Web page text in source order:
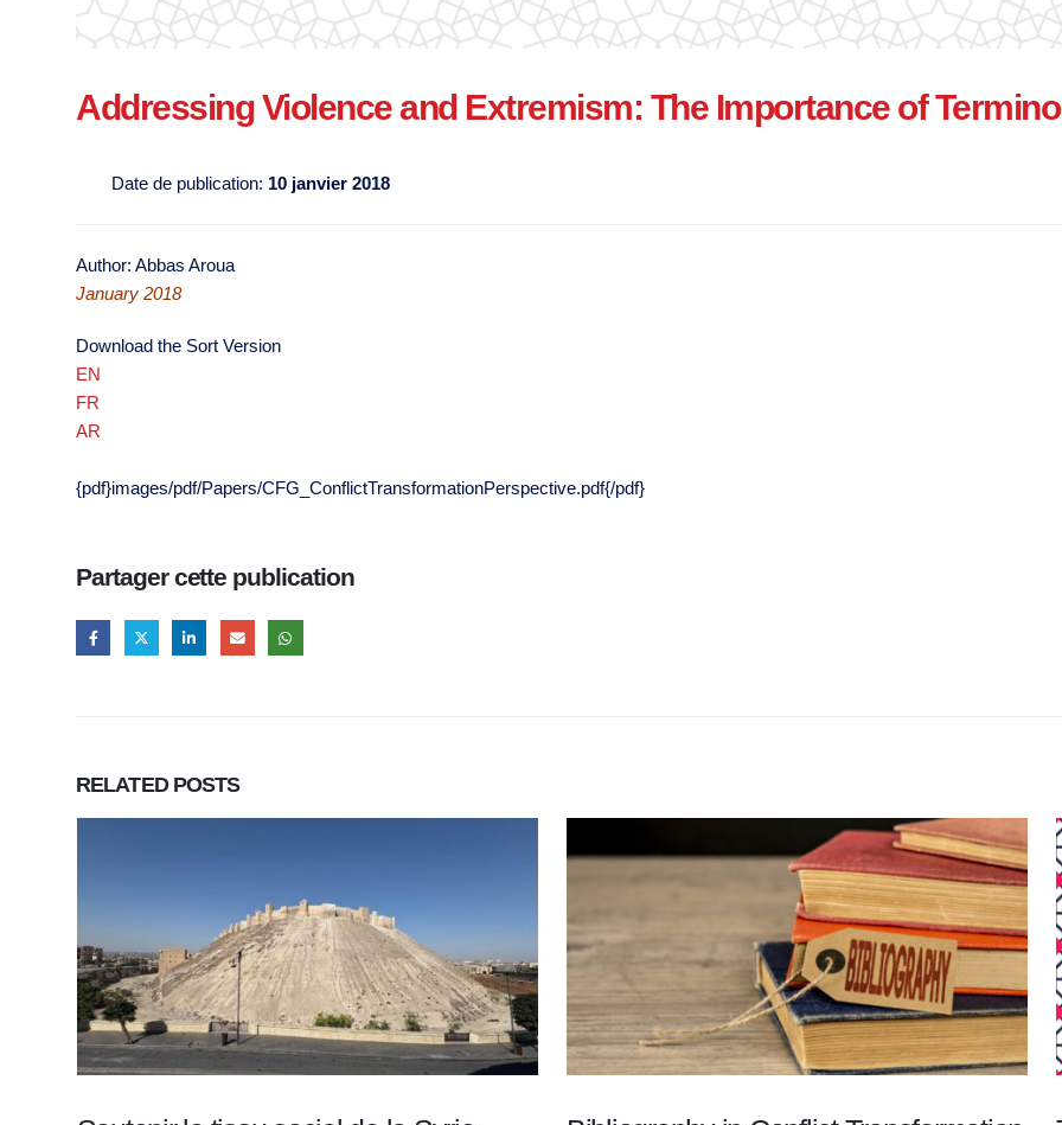
Addressing Violence and Extremism: The Importance of
Date de publication: 10 janvier 2018
Author: Abbas Aroua
January 2018
Download the Sort Version
EN
FR
AR
{pdf}images/pdf/Papers/CFG_ConflictTransformationPerspective.pdf{/pdf}
Partager cette publication
RELATED POSTS